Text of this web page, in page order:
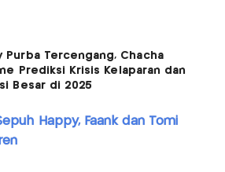
Purba Tercengang, Chacha
Prediksi Krisis Kelaparan dan
Besar di 2025
Happy, Faank dan Tomi